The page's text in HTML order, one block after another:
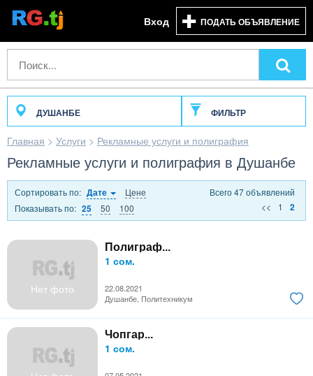
Вход ПОДАТЬ ОБЪЯВЛЕНИЕ
ДУШАНБЕ ФИЛЬТР
Главная > Услуги > Рекламные услуги и полиграфия
Рекламные услуги и полиграфия в Душанбе
Сортировать по: Дате
Цене
Показывать по: 25 50 100
Всего 47 объявлений
<<
1 2
Нет фото
Полиграф...
1 сом.
22.08.2021
Душанбе, Политехникум
Чопгар...
1 сом.